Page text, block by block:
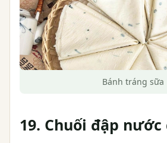
Bánh tráng sữa
19. Chuối đập